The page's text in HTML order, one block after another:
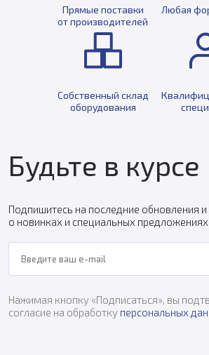
Прямые поставки
от производителей
Любая
Собственный склад
оборудования
Будьте в курсе
Подпишитесь на последние обновления и
о новинках и специальных
Нажимая кнопку «Подписаться», вы
согласие на обработку персональных